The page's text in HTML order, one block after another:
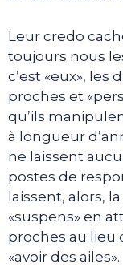
Leur credo
toujours nous
c’est «eux», les
proches et
qu’ils
à longueur
ne laissent
postes de
laissent, alors,
«suspens» en
proches au lieu
«avoir des ailes».